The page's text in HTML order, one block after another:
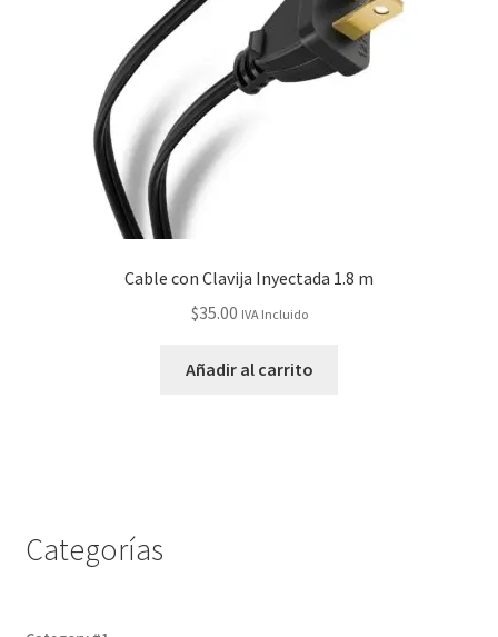
Cable con Clavija Inyectada 1.8 m
$35.00 IVA Incluido
Añadir al carrito
Categorías